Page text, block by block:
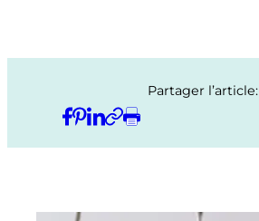
Partager l’article: